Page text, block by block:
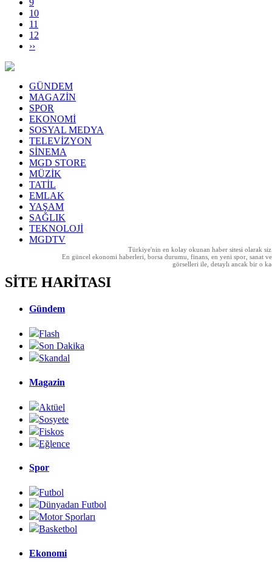
10
11
12
››
GÜNDEM
MAGAZİN
SPOR
EKONOMİ
SOSYAL MEDYA
TELEVİZYON
SİNEMA
MGD STORE
MÜZİK
TATİL
EMLAK
YAŞAM
SAĞLIK
TEKNOLOJİ
MGDTV
Türkiye'nin en kolay okunan haber sitesi olarak siz
En güncel ekonomi haberleri, borsa durumu, finans, en yeni spor, sanat
görselleri ile, detaylı ancak bir o
SİTE HARİTASI
Gündem
Flash
Son Dakika
Skandal
Magazin
Aktüel
Sosyete
Fiskos
Eğlence
Spor
Futbol
Dünyadan Futbol
Motor Sporları
Basketbol
Ekonomi